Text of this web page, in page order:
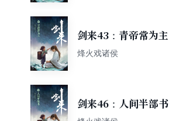
剑来43：青帝常为主
烽火戏诸侯
剑来46：人间半部书